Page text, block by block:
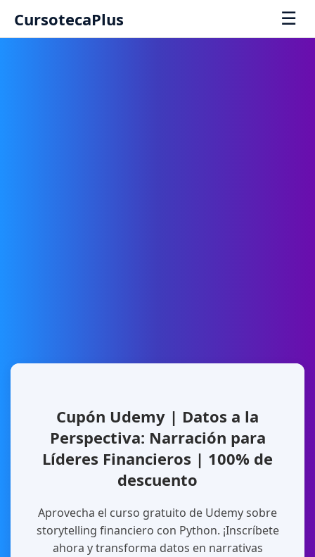
CursotecaPlus ☰
Cupón Udemy | Datos a la
Perspectiva: Narración para
Líderes Financieros | 100% de
descuento
Aprovecha el curso gratuito de Udemy sobre
storytelling financiero con Python. ¡Inscríbete
ahora y transforma datos en narrativas